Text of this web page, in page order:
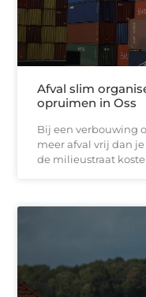
Afval slim
opruimen in Oss
Bij een verbouwing
meer afval vrij dan
de milieustraat